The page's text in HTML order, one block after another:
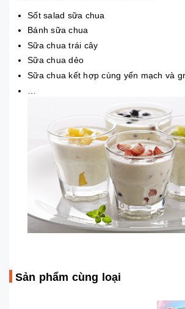
Sốt salad sữa chua
Bánh sữa chua
Sữa chua trái cây
Sữa chua dẻo
Sữa chua kết hợp cùng yến mạch và
Sản phẩm cùng loại